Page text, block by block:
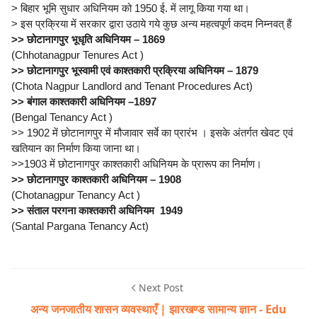
> बिहार भूमि सुधार अधिनियम को 1950 ई. में लागू किया गया था।
> इस प्रक्रिया में सरकार द्वारा उठाये गये कुछ अन्य महत्वपूर्ण कदम निम्नवत् हैं
>> छोटानागपुर भूधृति अधिनियम – 1869
(Chhotanagpur Tenures Act )
>> छोटानागपुर भूस्वामी एवं काश्तकारी प्रक्रिया अधिनियम – 1879
(Chota Nagpur Landlord and Tenant Procedures Act)
>> बंगाल काश्तकारी अधिनियम –1897
(Bengal Tenancy Act )
>> 1902 में छोटानागपुर में मौजावार सर्वे का प्रारंभ । इसके अंतर्गत खेवट एवं
खतियान का निर्माण किया जाना था।
>>1903 में छोटानागपुर काश्तकारी अधिनियम के प्रारूप का निर्माण।
>> छोटानागपुर काश्तकारी अधिनियम – 1908
(Chotanagpur Tenancy Act )
>> संताल परगना काश्तकारी अधिनियम 1949
(Santal Pargana Tenancy Act)
Next Post
अन्य जनजातीय शासन व्यवस्थाएँ | झारखण्ड सामान्य ज्ञान - Edu